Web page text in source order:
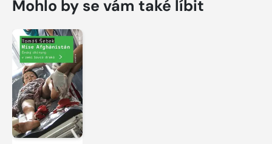
Mohlo by se vám také líbit